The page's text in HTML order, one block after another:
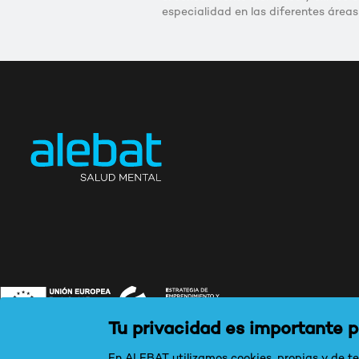
Tu privacidad es importante
especialidad en las diferentes